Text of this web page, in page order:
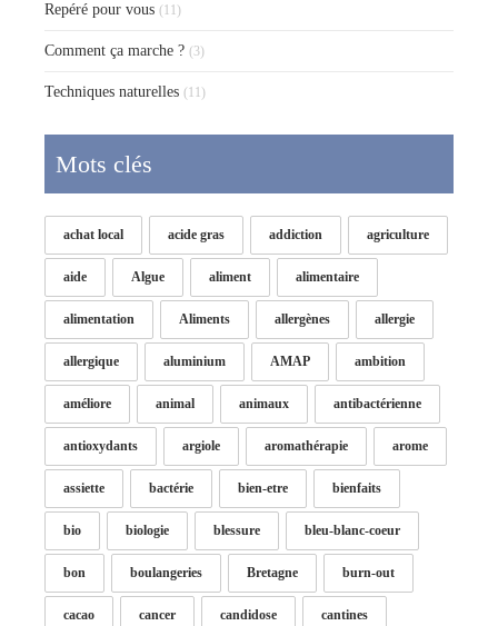
Repéré pour vous (11)
Comment ça marche ? (3)
Techniques naturelles (11)
Mots clés
achat local acide gras addiction agriculture
aide Algue aliment alimentaire
alimentation Aliments allergènes allergie
allergique aluminium AMAP ambition
améliore animal animaux antibactérienne
antioxydants argiole aromathérapie arome
assiette bactérie bien-etre bienfaits
bio biologie blessure bleu-blanc-coeur
bon boulangeries Bretagne burn-out
cacao cancer candidose cantines